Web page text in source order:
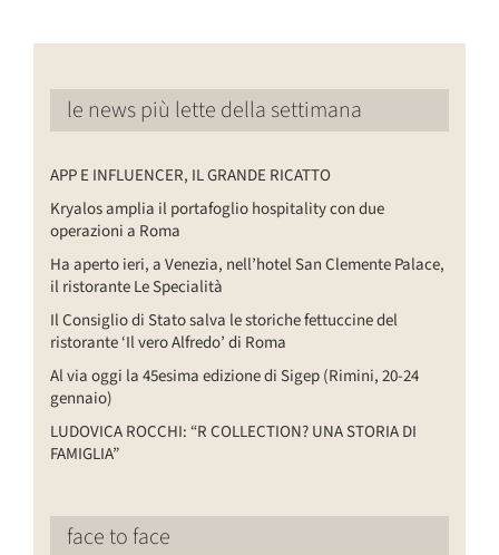
le news più lette della settimana
APP E INFLUENCER, IL GRANDE RICATTO
Kryalos amplia il portafoglio hospitality con due
operazioni a Roma
Ha aperto ieri, a Venezia, nell’hotel San Clemente Palace,
il ristorante Le Specialità
Il Consiglio di Stato salva le storiche fettuccine del
ristorante ‘Il vero Alfredo’ di Roma
Al via oggi la 45esima edizione di Sigep (Rimini, 20-24
gennaio)
LUDOVICA ROCCHI: “R COLLECTION? UNA STORIA DI
FAMIGLIA”
face to face